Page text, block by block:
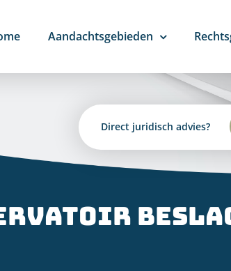
Direct juridisch advies?
Aandachtsgebieden